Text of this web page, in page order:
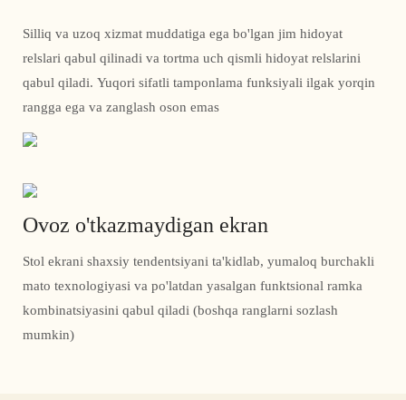
Silliq va uzoq xizmat muddatiga ega bo'lgan jim hidoyat
relslari qabul qilinadi va tortma uch qismli hidoyat relslarini
qabul qiladi. Yuqori sifatli tamponlama funksiyali ilgak yorqin
rangga ega va zanglash oson emas
Ovoz o'tkazmaydigan ekran
Stol ekrani shaxsiy tendentsiyani ta'kidlab, yumaloq burchakli
mato texnologiyasi va po'latdan yasalgan funktsional ramka
kombinatsiyasini qabul qiladi (boshqa ranglarni sozlash
mumkin)